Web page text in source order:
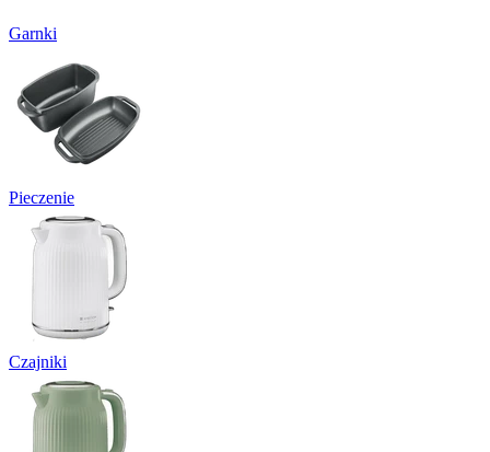
Garnki
Pieczenie
Czajniki